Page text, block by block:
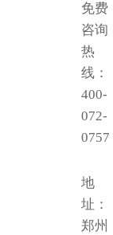
免费
咨询
热
线：
400-
072-
0757
地
址：
郑州